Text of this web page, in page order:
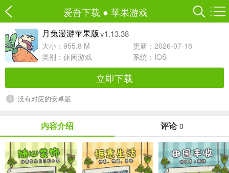
爱吾下载 ● 苹果游戏
月兔漫游苹果版 v1.13.38
大小：955.8 M
更新：2026-07-18
类别： 休闲游戏 系统：IOS
立即下载
没有对应的安卓版
内容介绍 评论 0